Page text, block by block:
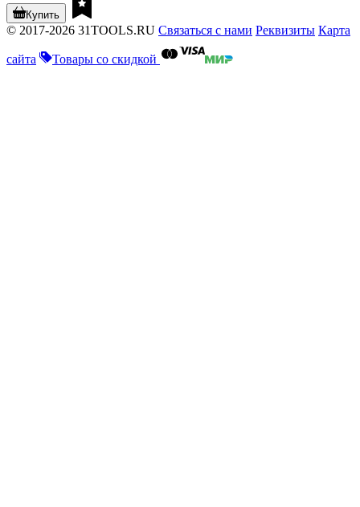
Купить
© 2017-2026 31TOOLS.RU Связаться с нами Реквизиты Карта
сайта Товары со скидкой